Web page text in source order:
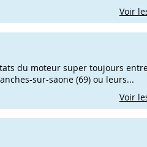
Voir
du moteur super toujours
sur-saone (69) ou leurs...
Voir